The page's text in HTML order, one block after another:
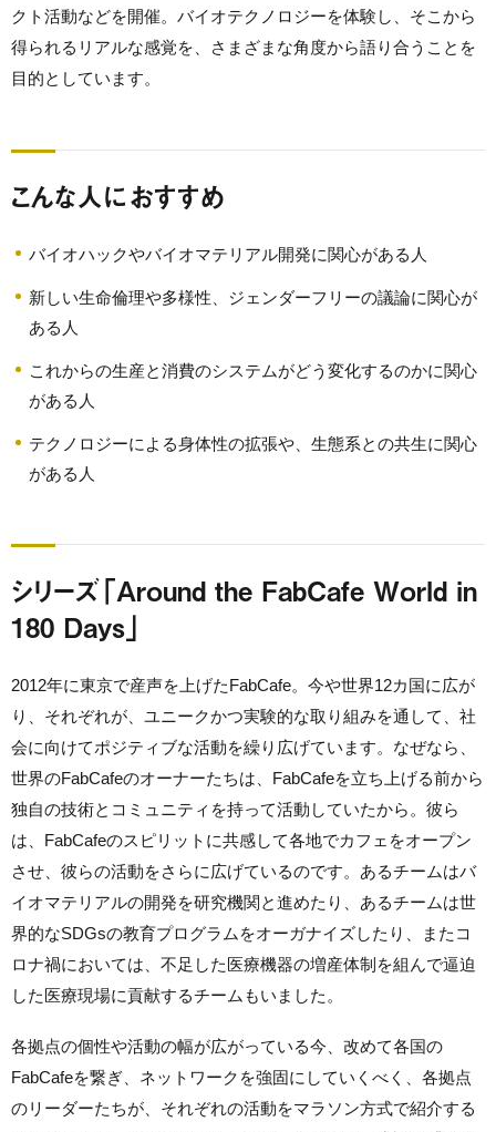
クト活動などを開催。バイオテクノロジーを体験し、そこから
得られるリアルな感覚を、さまざまな角度から語り合うことを
目的としています。
こんな人におすすめ
バイオハックやバイオマテリアル開発に関心がある人
新しい生命倫理や多様性、ジェンダーフリーの議論に関心が
ある人
これからの生産と消費のシステムがどう変化するのかに関心
がある人
テクノロジーによる身体性の拡張や、生態系との共生に関心
がある人
シリーズ「Around the FabCafe World in
180 Days」
2012年に東京で産声を上げたFabCafe。今や世界12カ国に広が
り、それぞれが、ユニークかつ実験的な取り組みを通して、社
会に向けてポジティブな活動を繰り広げています。なぜなら、
世界のFabCafeのオーナーたちは、FabCafeを立ち上げる前から
独自の技術とコミュニティを持って活動していたから。彼ら
は、FabCafeのスピリットに共感して各地でカフェをオープン
させ、彼らの活動をさらに広げているのです。あるチームはバ
イオマテリアルの開発を研究機関と進めたり、あるチームは世
界的なSDGsの教育プログラムをオーガナイズしたり、またコ
ロナ禍においては、不足した医療機器の増産体制を組んで逼迫
した医療現場に貢献するチームもいました。
各拠点の個性や活動の幅が広がっている今、改めて各国の
FabCafeを繋ぎ、ネットワークを強固にしていくべく、各拠点
のリーダーたちが、それぞれの活動をマラソン方式で紹介する